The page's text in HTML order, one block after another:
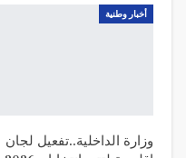
أخبار وطنية
وزارة الداخلية..تفعيل لجان